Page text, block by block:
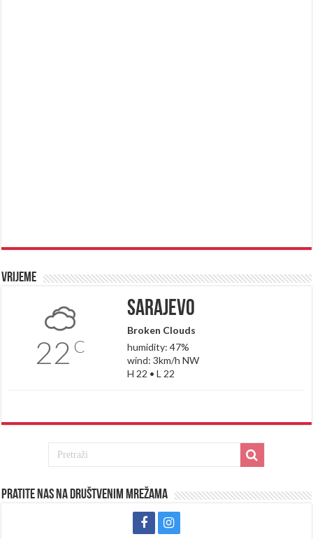
Vrijeme
22 C
Sarajevo
Broken Clouds
humidity: 47%
wind: 3km/h NW
H 22 • L 22
Pratite nas na društvenim mrežama